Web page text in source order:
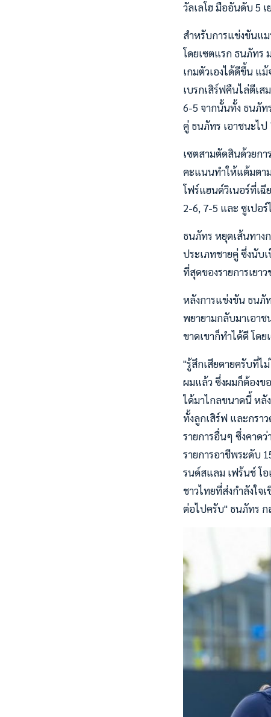
วัลเลโฮ มืออันดับ 5
สำหรับการแข่งขันแ
โดยเซตแรก ธนภัทร
เกมตัวเองได้ดีขึ้น แ
เบรกเสิร์ฟคืนไล่ตีเ
6-5 จากนั้นทั้ง ธนภัท
คู่ ธนภัทร เอาชนะไป
เซตสามตัดสินด้วยกา
คะแนนทำให้แต้มตา
โฟร์แฮนด์วิเนอร์ที่เ
2-6, 7-5 และ ซูเปอร์
ธนภัทร หยุดเส้นทาง
ประเภทชายคู่ ซึ่งนับ
ที่สุดของรายการเย
หลังการแข่งขัน ธนภั
พยายามกลับมาเอาช
ขาดเขาก็ทำได้ดี โด
"รู้สึกเสียดายครับที่ไ
ผมแล้ว ซึ่งผมก็ต้องข
ได้มาไกลขนาดนี้ หลั
ทั้งลูกเสิร์ฟ และกรา
รายการอื่นๆ ซึ่งคาด
รายการอาชีพระดับ
รนด์สแลม เฟร้นช์ โ
ชาวไทยที่ส่งกำลังใจ
ต่อไปครับ" ธนภัทร ก